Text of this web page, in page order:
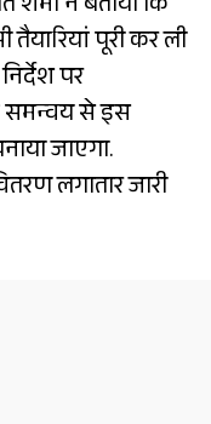
पूरी कर ली
पर
समन्वय से इस
जाएगा.
लगातार जारी